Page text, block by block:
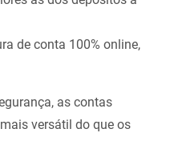
de conta 100% online,
as contas
versátil do que os